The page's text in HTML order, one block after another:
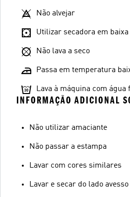
Não alvejar
Utilizar secadora em
Não lava a seco
Passa em temperatura
Lava à máquina com água
INFORMAÇÃO ADICIONAL
Não utilizar amaciante
Não passar a estampa
Lavar com cores similares
Lavar e secar do lado avesso